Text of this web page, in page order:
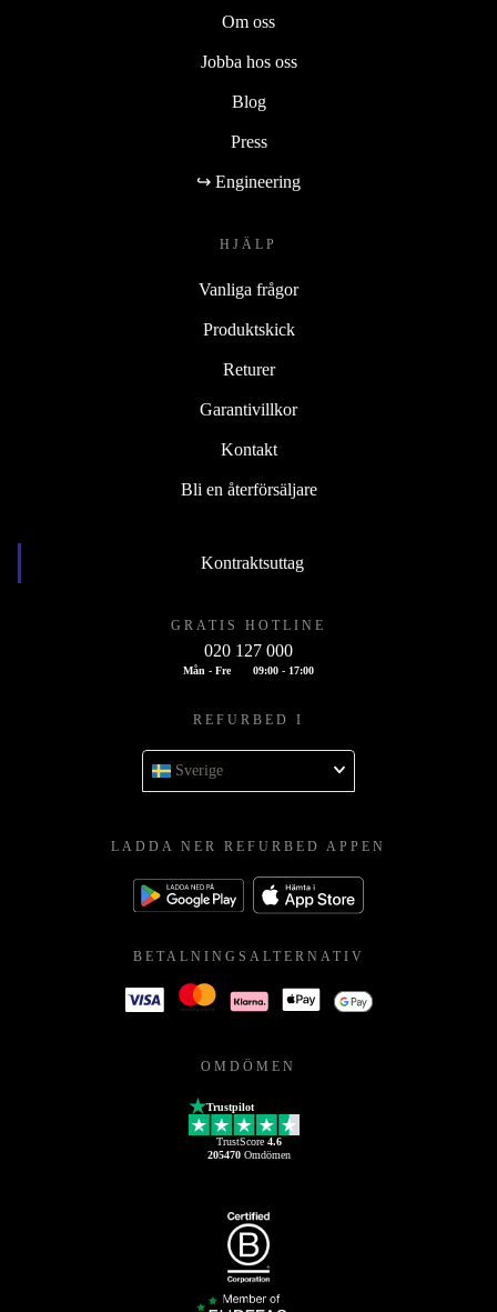
Om oss
Jobba hos oss
Blog
Press
↪ Engineering
HJÄLP
Vanliga frågor
Produktskick
Returer
Garantivillkor
Kontakt
Bli en återförsäljare
Kontraktsuttag
GRATIS HOTLINE
020 127 000
Mån - Fre 09:00 - 17:00
REFURBED I
Sverige
LADDA NER REFURBED APPEN
BETALNINGSALTERNATIV
OMDÖMEN
Trustpilot
TrustScore 4.6
205470Omdömen